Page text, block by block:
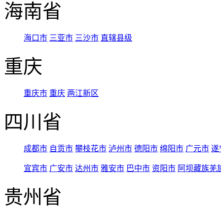
海南省
海口市 三亚市 三沙市 直辖县级
重庆
重庆市 重庆 两江新区
四川省
成都市 自贡市 攀枝花市 泸州市 德阳市 绵阳市 广元市 遂
宜宾市 广安市 达州市 雅安市 巴中市 资阳市 阿坝藏族羌
贵州省